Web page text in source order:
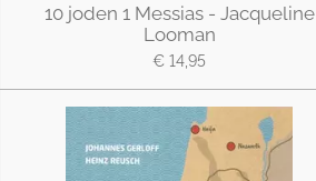
10 joden 1 Messias - Jacqueline
Looman
€ 14,95